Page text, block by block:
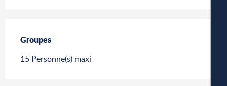
Groupes
Groupes
15 Personne(s) maxi